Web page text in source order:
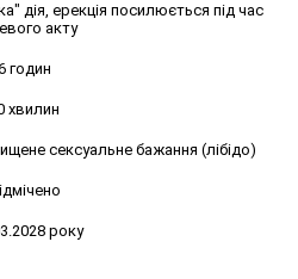
дія, ерекція посилюється під час
акту
годин
хвилин
сексуальне бажання (лібідо)
року